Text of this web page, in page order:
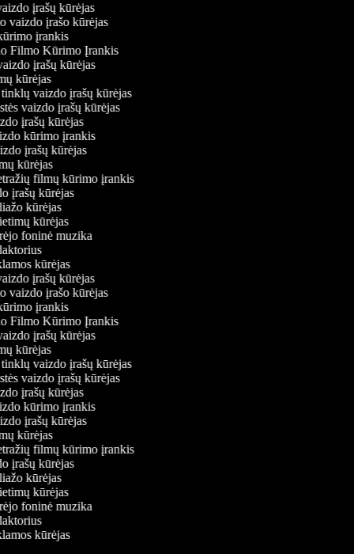
įrašų kūrėjas
vaizdo įrašo kūrėjas
įrankis
Filmo Kūrimo Įrankis
įrašų kūrėjas
kūrėjas
tinklų vaizdo įrašų kūrėjas
vaizdo įrašų kūrėjas
įrašų kūrėjas
kūrimo įrankis
įrašų kūrėjas
kūrėjas
filmų kūrimo įrankis
įrašų kūrėjas
kūrėjas
kūrėjas
foninė muzika
kūrėjas
įrašų kūrėjas
vaizdo įrašo kūrėjas
įrankis
Filmo Kūrimo Įrankis
įrašų kūrėjas
kūrėjas
tinklų vaizdo įrašų kūrėjas
vaizdo įrašų kūrėjas
įrašų kūrėjas
kūrimo įrankis
įrašų kūrėjas
kūrėjas
filmų kūrimo įrankis
įrašų kūrėjas
kūrėjas
kūrėjas
foninė muzika
kūrėjas